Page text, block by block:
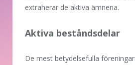
extraherar de aktiva ämnena.
Aktiva beståndsdelar
De mest betydelsefulla